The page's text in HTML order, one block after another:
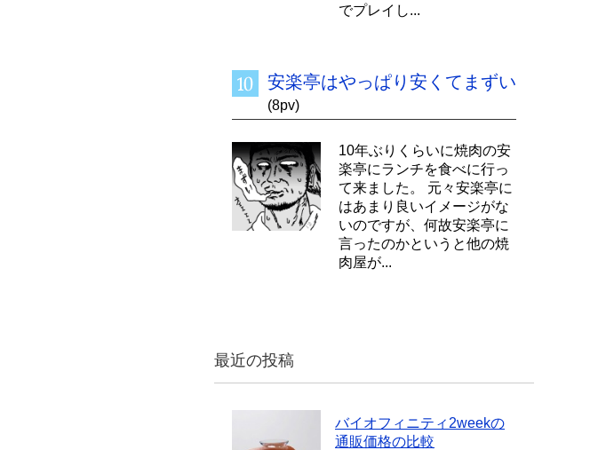
でプレイし...
安楽亭はやっぱり安くてまずい
(8pv)
10年ぶりくらいに焼肉の安
楽亭にランチを食べに行っ
て来ました。 元々安楽亭に
はあまり良いイメージがな
いのですが、何故安楽亭に
言ったのかというと他の焼
肉屋が...
最近の投稿
バイオフィニティ2weekの
通販価格の比較